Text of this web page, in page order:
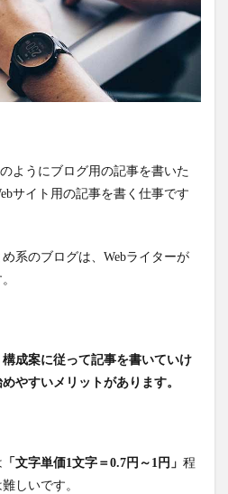
ようにブログ用の記事を書いた
サイト用の記事を書く仕事です
系のブログは、Webライターが
成案に従って記事を書いていけ
やすいメリットがあります。
「文字単価1文字＝0.7円～1円」 程
しいです。